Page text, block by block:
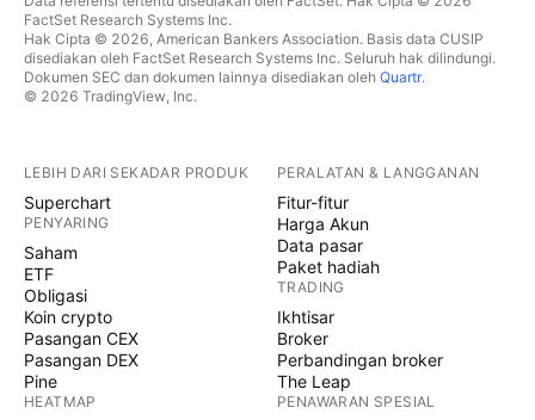
FactSet Research Systems Inc.
Hak Cipta © 2026, American Bankers Association. Basis data CUSIP
disediakan oleh FactSet Research Systems Inc. Seluruh hak dilindungi.
Dokumen SEC dan dokumen lainnya disediakan oleh Quartr.
© 2026 TradingView, Inc.
LEBIH DARI SEKADAR PRODUK
Superchart
PENYARING
Saham
ETF
Obligasi
Koin crypto
Pasangan CEX
Pasangan DEX
Pine
HEATMAP
PERALATAN & LANGGANAN
Fitur-fitur
Harga Akun
Data pasar
Paket hadiah
TRADING
Ikhtisar
Broker
Perbandingan broker
The Leap
PENAWARAN SPESIAL